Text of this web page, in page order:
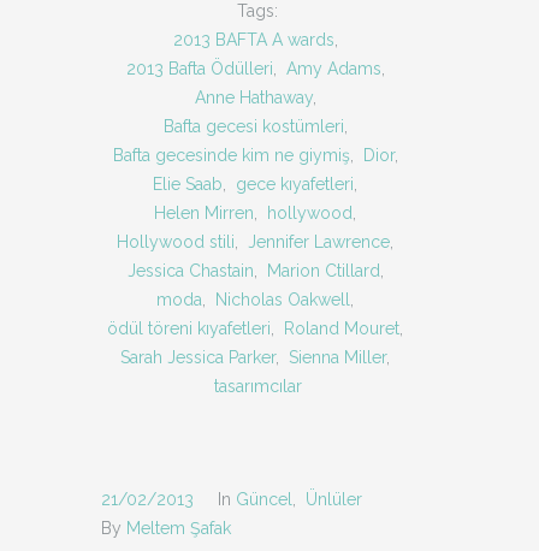
Tags:
2013 BAFTA A wards
2013 Bafta Ödülleri
Amy Adams
Anne Hathaway,
Bafta gecesi kostümleri
Bafta gecesinde kim ne giymiş
Dior,
Elie Saab
gece kıyafetleri
Helen Mirren
hollywood
Hollywood stili
Jennifer Lawrence
Jessica Chastain
Marion Ctillard
moda
Nicholas Oakwell
ödül töreni kıyafetleri
Roland Mouret
Sarah Jessica Parker, Sienna Miller,
tasarımcılar
21/02/2013 In Güncel
Ünlüler
By Meltem Şafak